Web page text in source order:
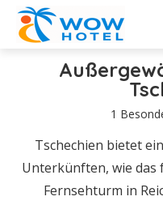
1
Tschechien bietet
Unterkünften, wie das
Fernsehturm in